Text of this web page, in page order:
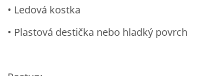
• Ledová kostka
• Plastová destička nebo hladký povrch